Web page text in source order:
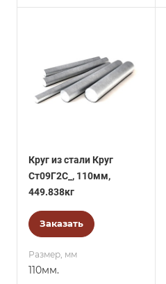
Круг из стали Круг
Ст09Г2С_, 110мм,
449.838кг
Заказать
Размер, мм
110мм.